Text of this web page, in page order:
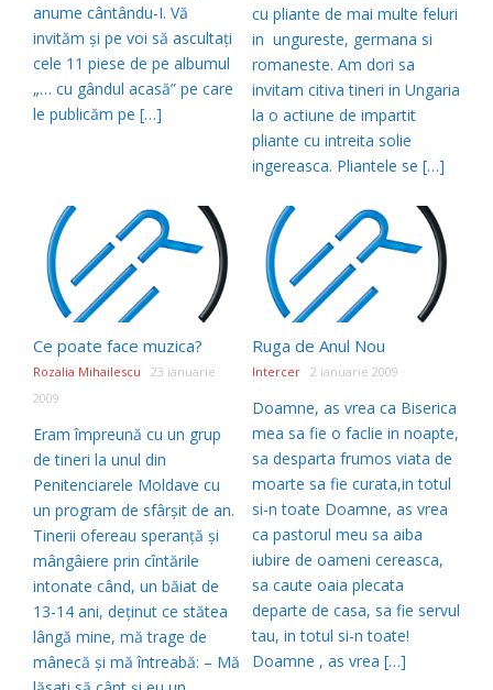
anume cântându-I. Vă
invităm și pe voi să ascultați
cele 11 piese de pe albumul
„… cu gândul acasă” pe care
le publicăm pe […]
cu pliante de mai multe feluri
in ungureste, germana si
romaneste. Am dori sa
invitam citiva tineri in Ungaria
la o actiune de impartit
pliante cu intreita solie
ingereasca. Pliantele se […]
Ce poate face muzica?
Rozalia Mihailescu
23 ianuarie
2009
Eram împreună cu un grup
de tineri la unul din
Penitenciarele Moldave cu
un program de sfârşit de an.
Tinerii ofereau speranţă şi
mângâiere prin cîntările
intonate când, un băiat de
13-14 ani, deţinut ce stătea
lângă mine, mă trage de
mânecă şi mă întreabă: – Mă
Ruga de Anul Nou
Intercer 2 ianuarie 2009
Doamne, as vrea ca Biserica
mea sa fie o faclie in noapte,
sa desparta frumos viata de
moarte sa fie curata,in totul
si-n toate Doamne, as vrea
ca pastorul meu sa aiba
iubire de oameni cereasca,
sa caute oaia plecata
departe de casa, sa fie servul
tau, in totul si-n toate!
Doamne , as vrea […]